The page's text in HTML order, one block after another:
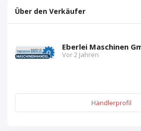
Über den Verkäufer
Eberlei Maschinen
Vor 2 Jahren
Händlerprofil